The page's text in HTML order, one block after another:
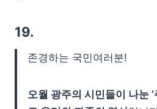
19.
존경하는 국민여러분!
오월 광주의 시민들이 나눈